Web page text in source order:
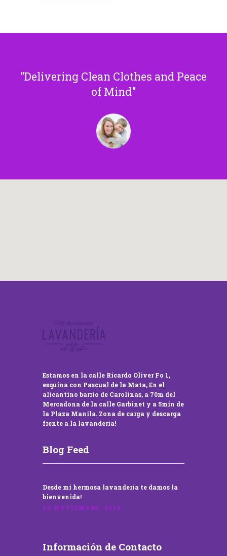
Delivering Clean Clothes and Peace
of Mind
Estamos en la calle Ricardo Oliver Fo 1,
esquina con Pascual de la Mata, En el
alicantino barrio de Carolinas, a 70m del
Mercadona de la calle Garbinet y a 5min de
la Plaza Manila. Zona de carga y descarga
frente a la lavandería!
Blog Feed
Desde mi hermosa lavandería te damos la
bienvenida!
22 NOVIEMBRE, 2016
Información de Contacto